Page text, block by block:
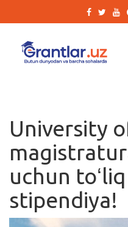
Ishlar
Kurslar
Blog
Yana
University
uchun
stipendiya!